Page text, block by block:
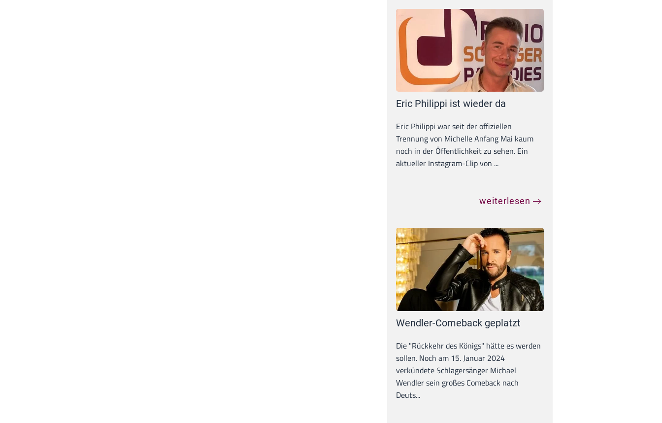
Eric Philippi ist wieder da
Eric Philippi war seit der offiziellen
Trennung von Michelle Anfang Mai kaum
noch in der Öffentlichkeit zu sehen. Ein
aktueller Instagram-Clip von ...
weiterlesen
Wendler-Comeback geplatzt
Die "Rückkehr des Königs" hätte es werden
sollen. Noch am 15. Januar 2024
verkündete Schlagersänger Michael
Wendler sein großes Comeback nach
Deuts...